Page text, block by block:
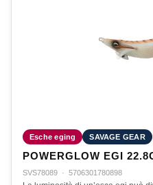
Esche eging SAVAGE GEAR
POWERGLOW EGI
SVS78089 · 5706301780898